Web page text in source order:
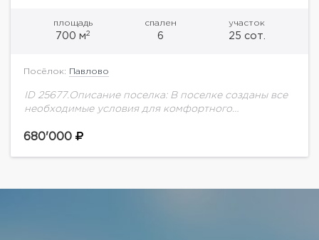
площадь
700 м2
спален
6
участок
25 сот.
Посёлок: Павлово
ID 25677.Описание поселка: В поселке созданы все
необходимые условия для комфортного
удобная транспортная доступность – одно из его
680'000